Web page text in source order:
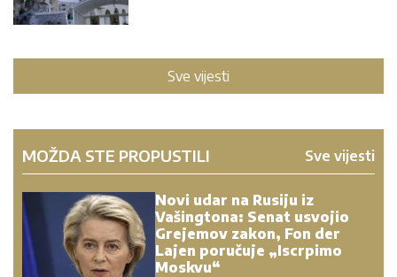
Sve vijesti
MOŽDA STE PROPUSTILI Sve vijesti
Novi udar na Rusiju iz
Vašingtona: Senat usvojio
Grejemov zakon, Fon der
Lajen poručuje „Iscrpimo
Moskvu“